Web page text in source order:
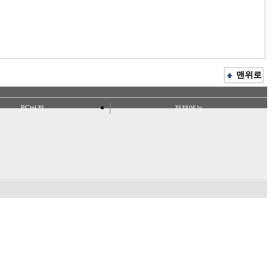
맨위로
PC버전 전체메뉴